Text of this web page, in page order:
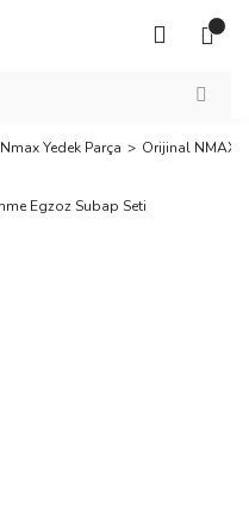
Nmax Yedek Parça Orijinal NMAX